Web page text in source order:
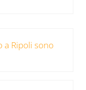
a Ripoli sono